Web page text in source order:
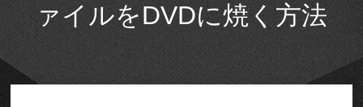
ァイルをDVDに焼く方法